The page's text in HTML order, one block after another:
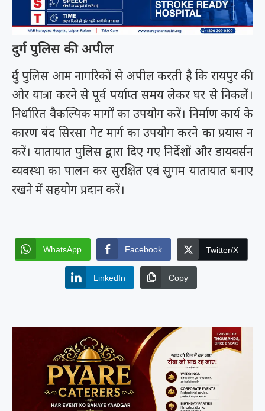
दुर्ग पुलिस की अपील
दुर्ग पुलिस आम नागरिकों से अपील करती है कि रायपुर की
ओर यात्रा करने से पूर्व पर्याप्त समय लेकर घर से निकलें।
निर्धारित वैकल्पिक मार्गों का उपयोग करें। निर्माण कार्य के
कारण बंद सिरसा गेट मार्ग का उपयोग करने का प्रयास न
करें। यातायात पुलिस द्वारा दिए गए निर्देशों और डायवर्सन
व्यवस्था का पालन कर सुरक्षित एवं सुगम यातायात बनाए
रखने में सहयोग प्रदान करें।
WhatsApp Facebook Twitter/X
LinkedIn Copy